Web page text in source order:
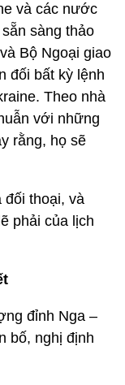
và các nước
sàng thảo
Bộ Ngoại giao
đối bất kỳ lệnh
Theo nhà
với những
rằng, họ sẽ
đối thoại, và
phải của lịch
đỉnh Nga –
bố, nghị định